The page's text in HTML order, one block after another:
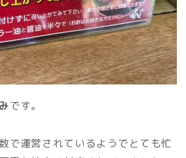
です。
で運営されているようでとても忙